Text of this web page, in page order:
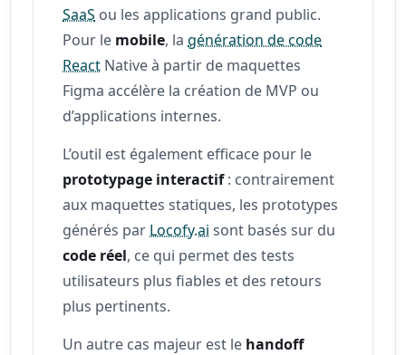
SaaS ou les applications grand public.
Pour le mobile, lagénération de code
React Native à partir de maquettes
Figma accélère la création de MVP ou
d’applications internes.
L’outil est également efficace pour le
prototypage interactif: contrairement
aux maquettes statiques, les prototypes
générés par Locofy.ai sont basés sur du
code réel, ce qui permet des tests
utilisateurs plus fiables et des retours
plus pertinents.
Un autre cas majeur est le handoff